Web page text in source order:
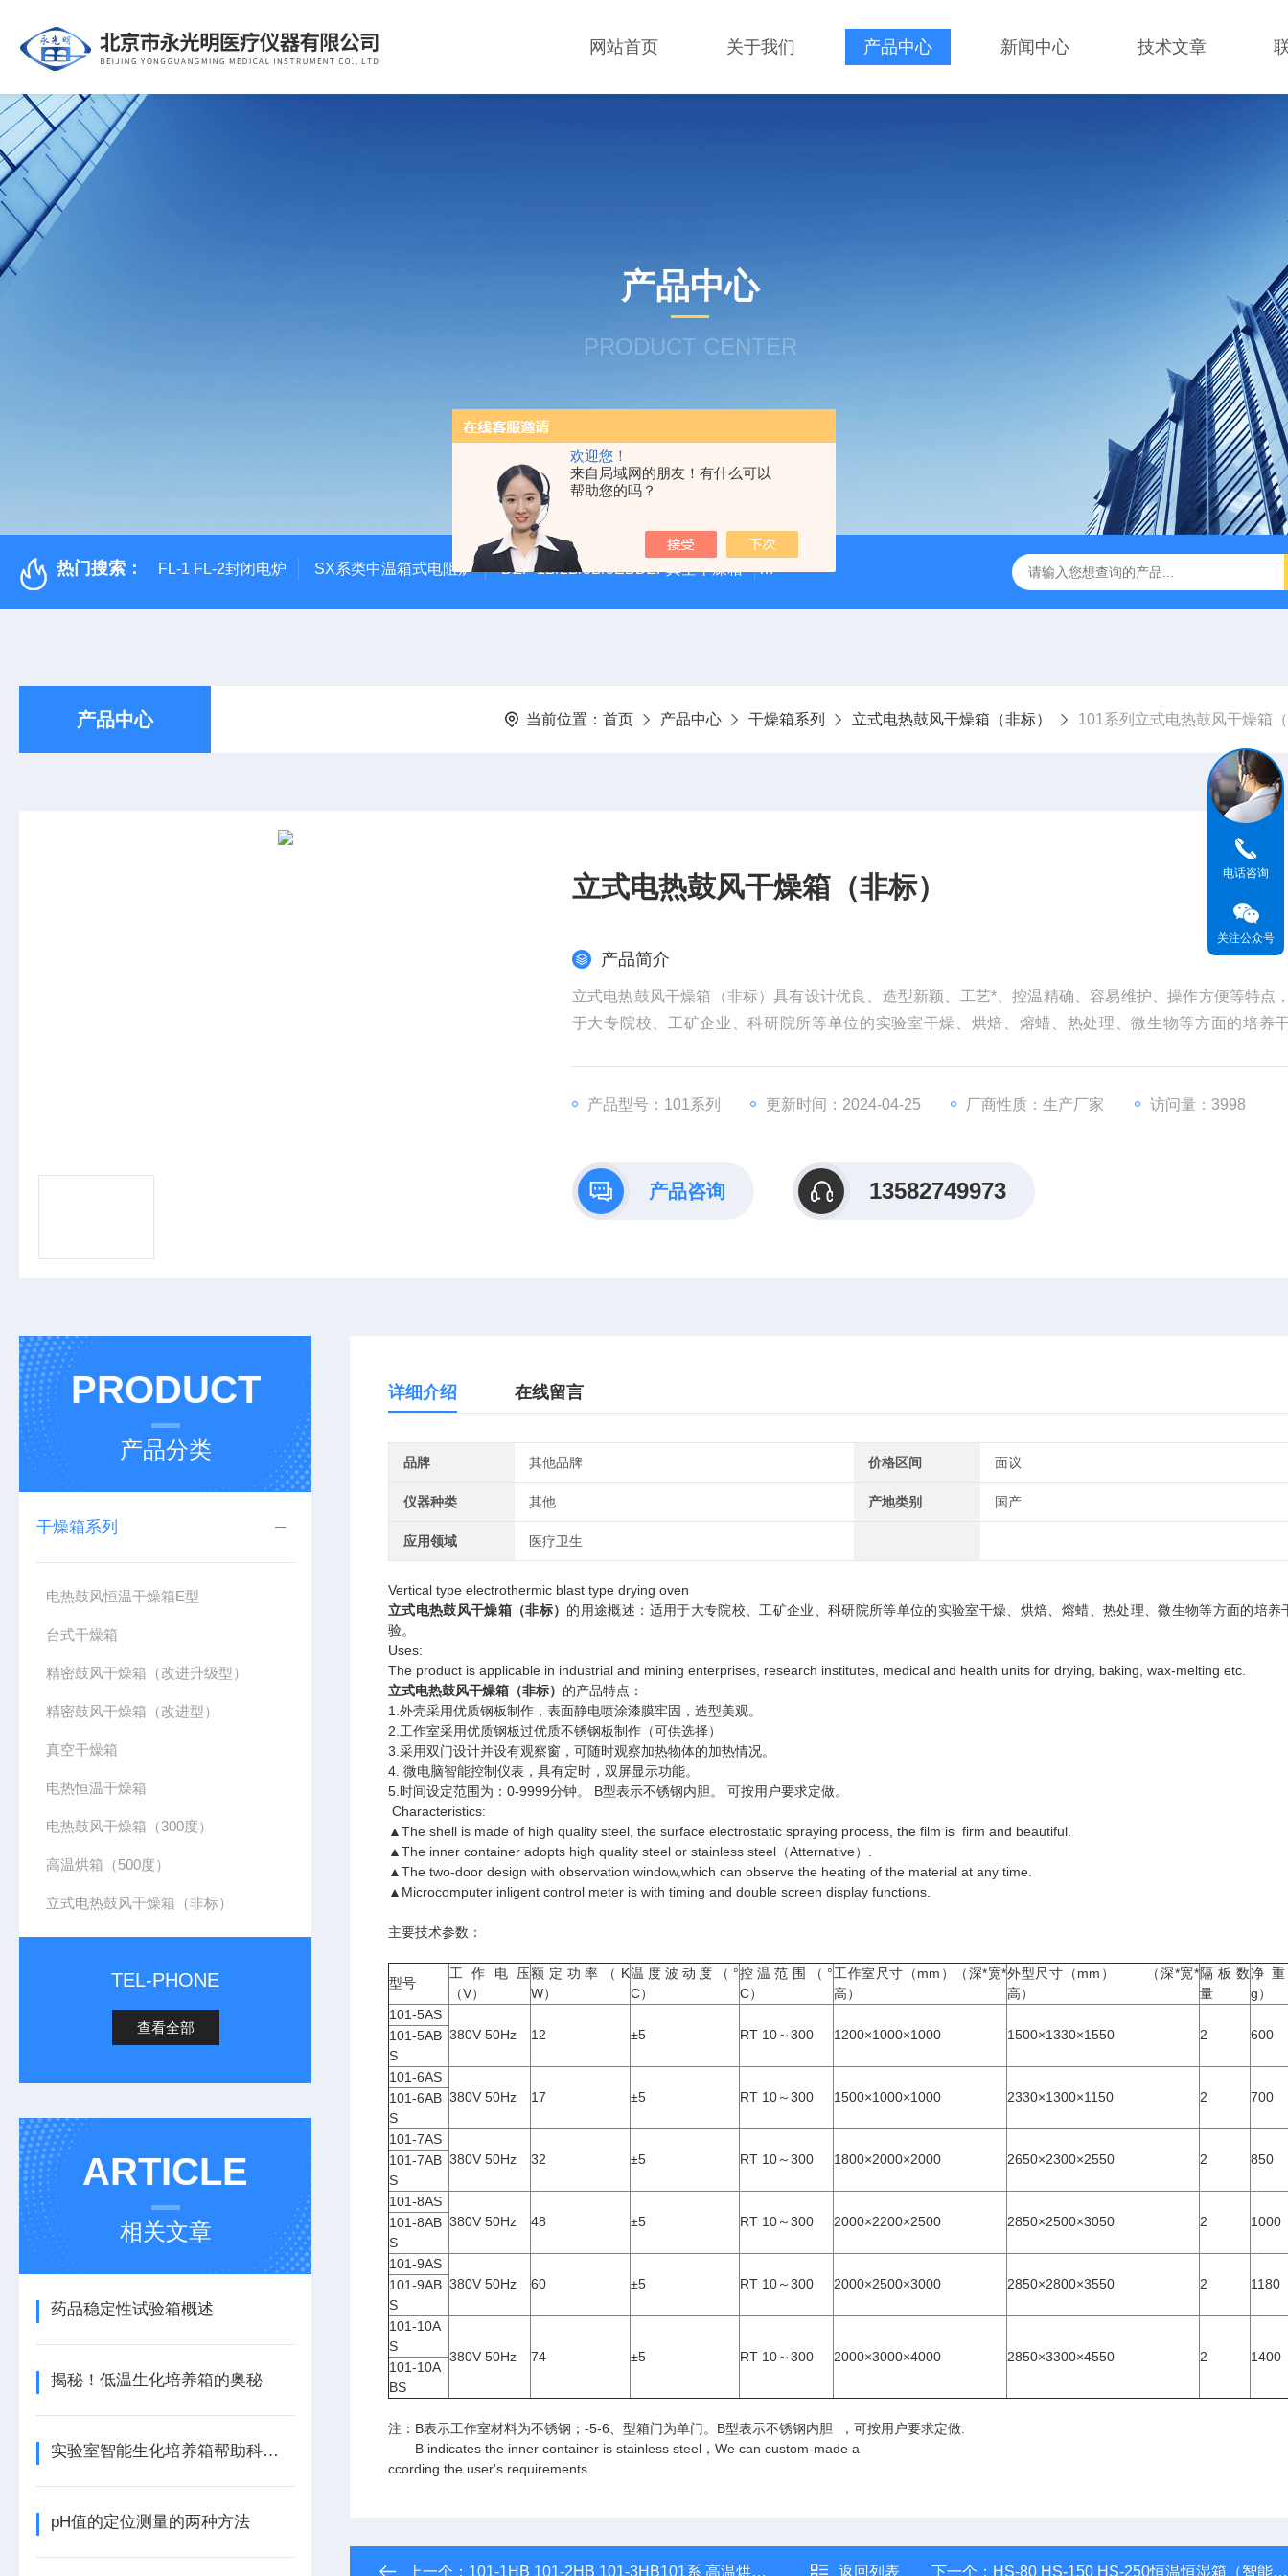
欢迎您！
来自局域网的朋友！有什么可以
帮助您的吗？
网站首页 关于我们 产品中心 新闻中心 技术文章
产品中心
PRODUCT CENTER
热门搜索： FL-1 FL-2封闭电炉 SX系类中温箱式电阻炉 DZF-1B/2B/3B/3EBDZF真空干燥箱 100*60颚式破碎机 JMB系列精密恒温电热板 恒温恒湿生化培养箱
产品中心 当前位置： 首页 产品中心 干燥箱系列 立式电热鼓风干燥箱（非标） 101系列立式电热鼓风干燥箱
立式电热鼓风干燥箱（非标）
产品简介
立式电热鼓风干燥箱（非标）具有设计优良、造型新颖、工艺*、控温精确、容易维护、操作方便等特点
于大专院校、工矿企业、科研院所等单位的实验室干燥、烘焙、熔蜡、热处理、微生物等方面的培养
产品型号：101系列 更新时间：2024-04-25 厂商性质：生产厂家 访问量：3998
产品咨询 13582749973
PRODUCT
产品分类
干燥箱系列
电热鼓风恒温干燥箱E型
台式干燥箱
精密鼓风干燥箱（改进升级型）
精密鼓风干燥箱（改进型）
真空干燥箱
电热恒温干燥箱
电热鼓风干燥箱（300度）
高温烘箱（500度）
立式电热鼓风干燥箱（非标）
TEL-PHONE
查看全部
ARTICLE
相关文章
药品稳定性试验箱概述
揭秘！低温生化培养箱的奥秘
实验室智能生化培养箱帮助科研人员深入探索生命的奥秘
pH值的定位测量的两种方法
详细介绍 在线留言
品牌 其他品牌 价格区间 面议
仪器种类 其他 产地类别 国产
应用领域 医疗卫生
Vertical type electrothermic blast type drying oven
立式电热鼓风干燥箱（非标） 的用途概述：适用于大专院校、工矿企业、科研院所等单位的实验室干燥、烘焙、熔蜡、热处理、微生物等方面的培养
验。
Uses:
The product is applicable in industrial and mining enterprises, research institutes, medical and health units for drying, baking, wax-melting etc.
立式电热鼓风干燥箱（非标） 的产品特点：
1. 外壳采用优质钢板制作，表面静电喷涂漆膜牢固，造型美观。
2.工作室采用优质钢板过优质不锈钢板制作（可供选择）
3.采用双门设计并设有观察窗，可随时观察加热物体的加热情况。
4. 微电脑智能控制仪表，具有定时，双屏显示功能。
5.时间设定范围为：0-9999分钟。 B型表示不锈钢内胆。 可按用户要求定做。
Characteristics:
▲The shell is made of high quality steel, the surface electrostatic spraying process, the film is firm and beautiful.
▲The inner container adopts high quality steel or stainless steel（Atternative）.
▲The two-door design with observation window,which can observe the heating of the material at any time.
▲Microcomputer inligent control meter is with timing and double screen display functions.
主要技术参数：
型号
工作电压
（V）
额定功率（K
W）
温度波动度（°
C）
控温范围（°
C）
工作室尺寸（mm）（深*宽*
高）
外型尺寸（mm） （深*宽*
高）
隔板数
量
净
g）
101-5AS
380V 50Hz
12 ±5 RT 10～300 1200×1000×1000 1500×1330×1550 2 600
101-5AB
S
101-6AS
380V 50Hz
17 ±5 RT 10～300 1500×1000×1000 2330×1300×1150 2 700
101-6AB
S
101-7AS
380V 50Hz
32 ±5 RT 10～300 1800×2000×2000 2650×2300×2550 2 850
101-7AB
S
101-8AS
380V 50Hz
48 ±5 RT 10～300 2000×2200×2500 2850×2500×3050 2 1000
101-8AB
S
101-9AS
380V 50Hz
60 ±5 RT 10～300 2000×2500×3000 2850×2800×3550 2 1180
101-9AB
S
101-10A
S
380V 50Hz 74 ±5 RT 10～300 2000×3000×4000 2850×3300×4550 2 1400
101-10A
BS
注：B表示工作室材料为不锈钢；-5-6、型箱门为单门。B型表示不锈钢内胆 ，可按用户要求定做.
B indicates the inner container is stainless steel ，We can custom-made a
ccording the user's requirements
上一个： 101-1HB 101-2HB 101-3HB101系 高温烘箱（500度） 返回列表 下一个： HS-80 HS-150 HS-250恒温恒湿箱（智能化可编程）
电话咨询
关注公众号